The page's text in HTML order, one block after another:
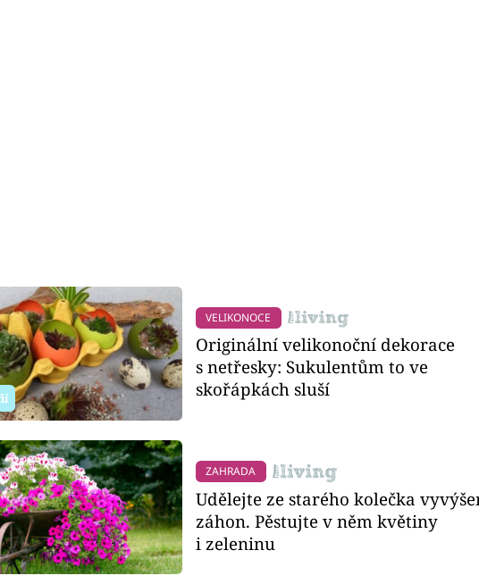
VELIKONOCE
Originální velikonoční dekorace
s netřesky: Sukulentům to ve
skořápkách sluší
ZAHRADA
Udělejte ze starého kolečka
záhon. Pěstujte v něm květiny
i zeleninu